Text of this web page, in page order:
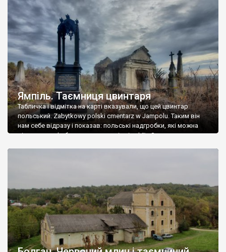
Ямпіль. Таємниця цвинтаря
Табличка і відмітка на карті вказували, що цей цвинтар
польський. Zabytkowy polski cmentarz w Jampolu. Таким він
нам себе відразу і показав: польські надгробки, які можна
віднести до фабричних, польські епітафії… Загалом цвинтар